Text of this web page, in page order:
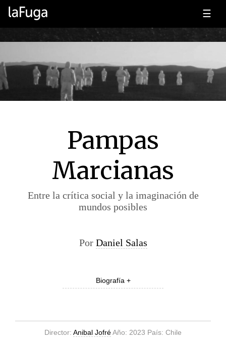
☰
Pampas
Marcianas
Entre la crítica social y la imaginación de
mundos posibles
Por Daniel Salas
Biografía +
Director: Anibal JofréAño: 2023 País: Chile